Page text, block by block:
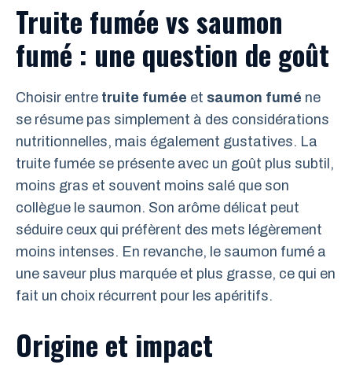
Truite fumée vs saumon
fumé : une question de goût
Choisir entre truite fumée et saumon fumé ne
se résume pas simplement à des considérations
nutritionnelles, mais également gustatives. La
truite fumée se présente avec un goût plus subtil,
moins gras et souvent moins salé que son
collègue le saumon. Son arôme délicat peut
séduire ceux qui préfèrent des mets légèrement
moins intenses. En revanche, le saumon fumé a
une saveur plus marquée et plus grasse, ce qui en
fait un choix récurrent pour les apéritifs.
Origine et impact